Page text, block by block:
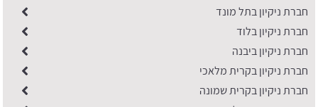
חברת ניקיון בתל מונד
חברת ניקיון בלוד
חברת ניקיון ביבנה
חברת ניקיון בקרית מלאכי
חברת ניקיון בקרית שמונה